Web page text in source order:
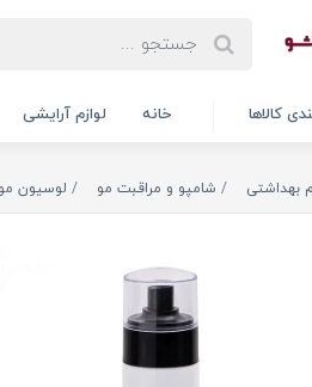
کالاها خانه لوازم آرایشی
بهداشتی شامپو و مراقبت مو لوسیون مو